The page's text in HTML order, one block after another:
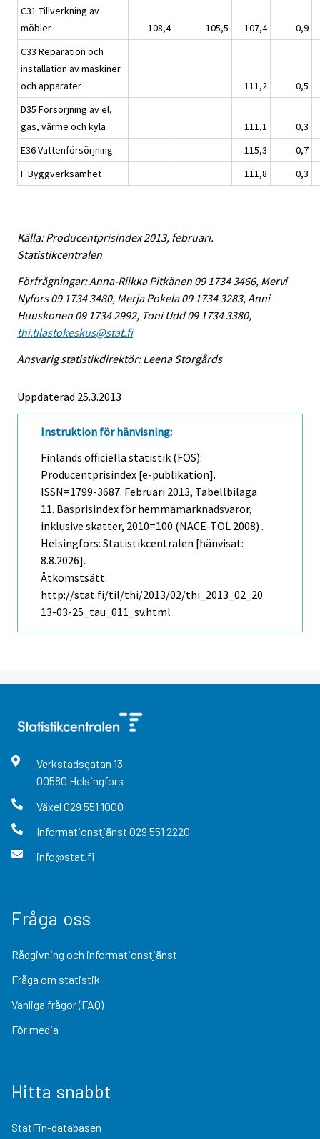
C31 Tillverkning av
möbler
108,4 105,5 107,4
0,9
C33 Reparation och
installation av maskiner
och apparater
111,2
0,5
D35 Försörjning av el,
gas, värme och kyla
111,1
0,3
E36 Vattenförsörjning
115,3
0,7
F Byggverksamhet
111,8 0,3
Källa: Producentprisindex 2013, februari.
Statistikcentralen
Förfrågningar: Anna-Riikka Pitkänen 09 1734 3466, Mervi
Nyfors 09 1734 3480, Merja Pokela 09 1734 3283, Anni
Huuskonen 09 1734 2992, Toni Udd 09 1734 3380,
thi.tilastokeskus@stat.fi
Ansvarig statistikdirektör: Leena Storgårds
Uppdaterad 25.3.2013
Instruktion för hänvisning:
Finlands officiella statistik (FOS):
Producentprisindex [e-publikation].
ISSN=1799-3687. Februari 2013, Tabellbilaga
11. Basprisindex för hemmamarknadsvaror,
inklusive skatter, 2010=100 (NACE-TOL 2008) .
Helsingfors: Statistikcentralen [hänvisat:
8.8.2026].
Åtkomstsätt:
http://stat.fi/til/thi/2013/02/thi_2013_02_20
13-03-25_tau_011_sv.html
Verkstadsgatan 13
00580 Helsingfors
Växel 029 551 1000
Informationstjänst 029 551 2220
info@stat.fi
Fråga oss
Rådgivning och informationstjänst
Fråga om statistik
Vanliga frågor (FAQ)
För media
Hitta snabbt
StatFin-databasen